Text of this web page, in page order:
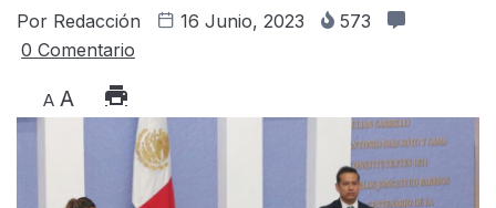
Por Redacción 16 Junio, 2023
573
0 Comentario
A A